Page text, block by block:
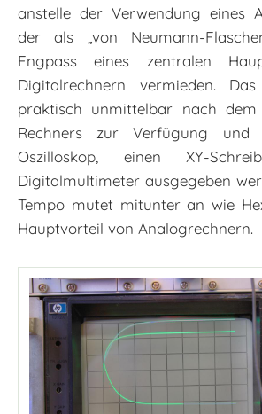
anstelle der Verwendung eines
der als „von Neumann-
Engpass eines zentralen
Digitalrechnern vermieden.
praktisch unmittelbar nach dem
Rechners zur Verfügung
Oszilloskop, einen XY-
Digitalmultimeter ausgegeben
Tempo mutet mitunter an wie
Hauptvorteil von Analogrechnern.